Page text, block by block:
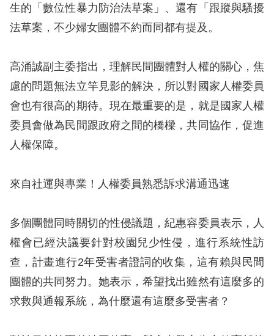
鍵
選
擇
語
首
頁
生的「數位性暴力防治法草案」、還有「跟蹤與騷擾
法草案，不少婦女團體不約而同都有提及。
高涌誠副主委指出，理解民間團體對人權的關心，焦
慮的問題無法立竿見影的解決，所以對國家人權委員
會也有很高的期待。現在最重要的是，就是國家人權
委員會做為民間跟政府之間的橋樑，共同協作，促進
人權保障。
來自社運與專業！人權委員熟悉訴求溝通迅速
多個團體同時關切的性侵議題，紀惠容委員表示，人
權會已經決議要針對校園兒少性侵，進行系統性訪
查，計畫進行2年受害者證詞的收集，這有賴與民間
團體的共同努力。她表示，希望找出雖然有這麼多的
求救與通報系統，為什麼還有這麼多受害者？